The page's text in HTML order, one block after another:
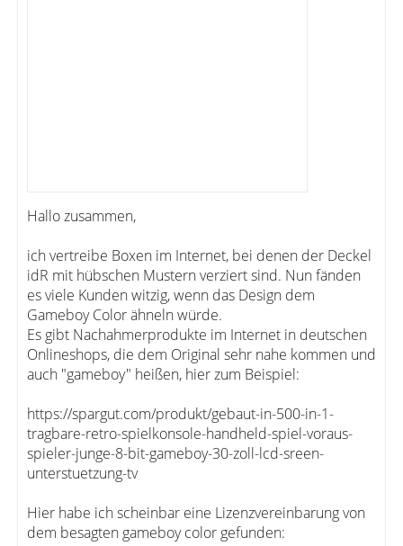
Hallo zusammen,
ich vertreibe Boxen im Internet, bei denen der Deckel
idR mit hübschen Mustern verziert sind. Nun fänden
es viele Kunden witzig, wenn das Design dem
Gameboy Color ähneln würde.
Es gibt Nachahmerprodukte im Internet in deutschen
Onlineshops, die dem Original sehr nahe kommen und
auch "gameboy" heißen, hier zum Beispiel:
https://spargut.com/produkt/gebaut-in-500-in-1-
tragbare-retro-spielkonsole-handheld-spiel-voraus-
spieler-junge-8-bit-gameboy-30-zoll-lcd-sreen-
unterstuetzung-tv
Hier habe ich scheinbar eine Lizenzvereinbarung von
dem besagten gameboy color gefunden: